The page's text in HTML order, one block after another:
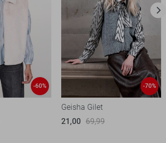
-60% -70%
Geisha Gilet
21,00 69,99